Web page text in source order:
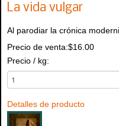
La vida vulgar
Al parodiar la crónica
Precio de venta:$16.00
Precio / kg:
Detalles de producto